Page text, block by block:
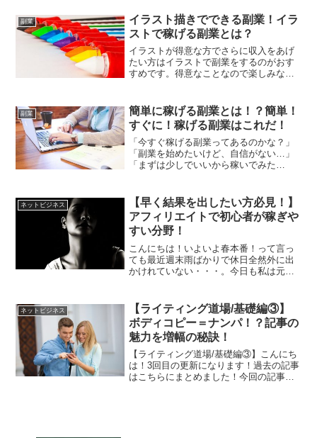
か。そんな時におすすめしたいのがアプ
リを活用した副業です。アプ...
副業
イラスト描きでできる副業！イラ
ストで稼げる副業とは？
イラストが得意な方でさらに収入をあげ
たい方はイラストで副業をするのがおす
すめです。得意なことなので楽しみなが
種類はたくさんあります。イラストを使
ったおすすめの副業をご紹...
副業
簡単に稼げる副業とは！？簡単！
すぐに！稼げる副業はこれだ！
「今すぐ稼げる副業ってあるのかな？」
「副業を始めたいけど、自信がない…」
「まずは少しでいいから稼いでみた
う方もいらっしゃるのではないでしょう
か。副業をするとなると、相当...
ネットビジネス
【早く結果を出したい方必見！】
アフィリエイトで初心者が稼ぎや
すい分野！
こんにちは！いよいよ春本番！って言っ
ても最近週末雨ばかりで休日全然外に出
かけれていない・・・。今日も私は元気
理由とは？アフィリエイトで稼ぐ為に時
間がかかるという話をしま...
ネットビジネス
【ライティング道場/基礎編③】
ボディコピー＝ナンパ！？記事の
魅力を増幅の秘訣！
【ライティング道場/基礎編③】こんにち
は！3回目の更新になります！過去の記事
はこちらにまとめました！今回の記事